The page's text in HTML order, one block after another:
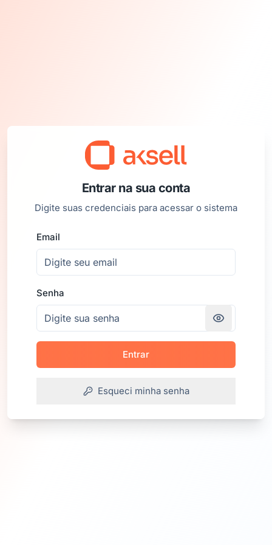
Entrar na sua conta
Digite suas credenciais para acessar o sistema
Email
Senha
Entrar
Esqueci minha senha